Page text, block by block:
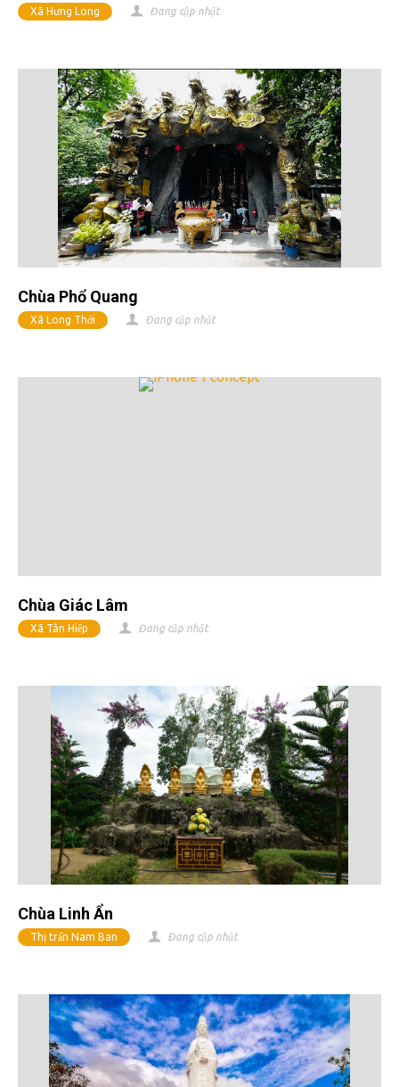
Xã Hưng Long Đang cập nhật
Chùa Phổ Quang
Xã Long Thới Đang cập nhật
Chùa Giác Lâm
Xã Tân Hiệp Đang cập nhật
Chùa Linh Ẩn
Thị trấn Nam Ban Đang cập nhật